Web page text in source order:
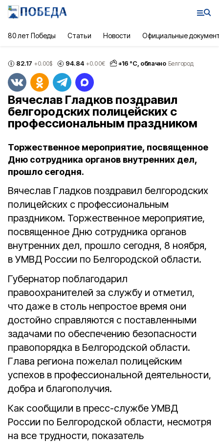
80 лет Победы Статьи Новости Официальные
82.17 +0.00$ 94.84 +0.00€ +16 °С, облачно Белгород
Вячеслав Гладков поздравил
белгородских полицейских с
профессиональным праздником
Торжественное мероприятие, посвященное
Дню сотрудника органов внутренних дел,
прошло сегодня.
Вячеслав Гладков поздравил белгородских
полицейских с профессиональным
праздником. Торжественное мероприятие,
посвященное Дню сотрудника органов
внутренних дел, прошло сегодня, 8 ноября,
в УМВД России по Белгородской области.
Губернатор поблагодарил
правоохранителей за службу и отметил,
что даже в столь непростое время они
достойно справляются с поставленными
задачами по обеспечению безопасности
правопорядка в Белгородской области.
Глава региона пожелал полицейским
успехов в профессиональной деятельности,
добра и благополучия.
Как сообщили в пресс-службе УМВД
России по Белгородской области, несмотря
на все трудности, показатель